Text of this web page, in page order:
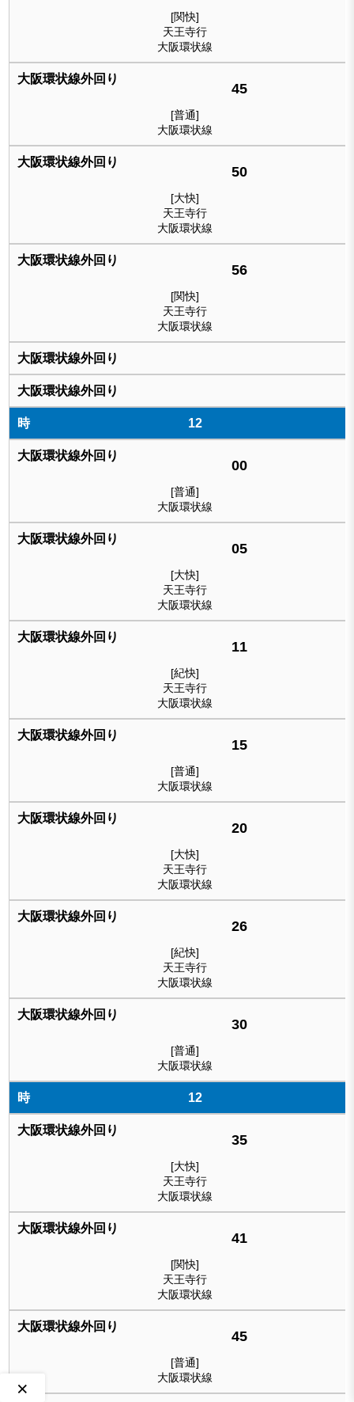
[関快]
天王寺行
大阪環状線
45
[普通]
大阪環状線
50
[大快]
天王寺行
大阪環状線
56
[関快]
天王寺行
大阪環状線
12
00
[普通]
大阪環状線
05
[大快]
天王寺行
大阪環状線
11
[紀快]
天王寺行
大阪環状線
15
[普通]
大阪環状線
20
[大快]
天王寺行
大阪環状線
26
[紀快]
天王寺行
大阪環状線
30
[普通]
大阪環状線
12
35
[大快]
天王寺行
大阪環状線
41
[関快]
天王寺行
大阪環状線
45
[普通]
大阪環状線
×